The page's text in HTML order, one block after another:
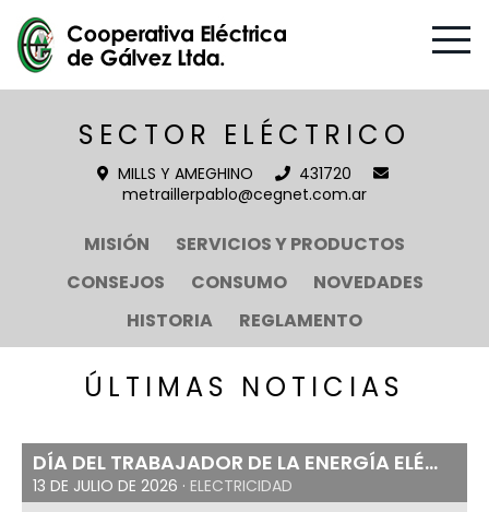
SECTOR ELÉCTRICO
MILLS Y AMEGHINO
431720
metraillerpablo@cegnet.com.ar
MISIÓN
SERVICIOS Y PRODUCTOS
CONSEJOS
CONSUMO
NOVEDADES
HISTORIA
REGLAMENTO
ÚLTIMAS NOTICIAS
DÍA DEL TRABAJADOR DE LA ENERGÍA ELÉ...
13 DE JULIO DE 2026 · ELECTRICIDAD